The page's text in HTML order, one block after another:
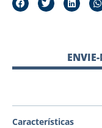
Características